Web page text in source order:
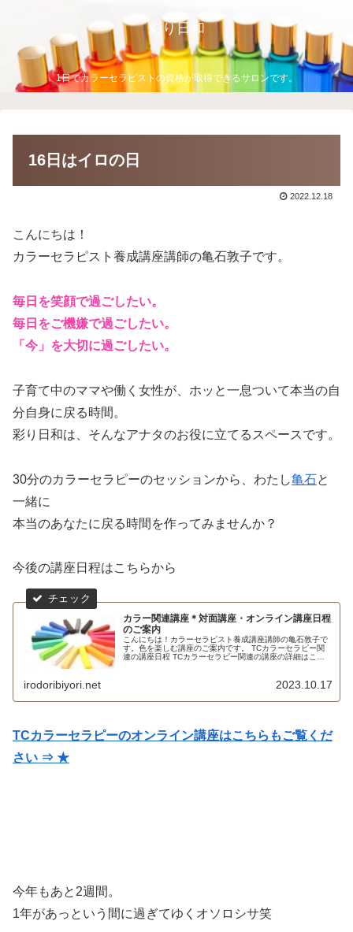
彩り日和
1日でカラーセラピストの資格が取得できるサロンです。
16日はイロの日
2022.12.18
こんにちは！
カラーセラピスト養成講座講師の亀石敦子です。
毎日を笑顔で過ごしたい。
毎日をご機嫌で過ごしたい。
「今」を大切に過ごしたい。
子育て中のママや働く女性が、ホッと一息ついて本当の自
分自身に戻る時間。
彩り日和は、そんなアナタのお役に立てるスペースです。
30分のカラーセラピーのセッションから、わたし亀石と
一緒に
本当のあなたに戻る時間を作ってみませんか？
今後の講座日程はこちらから
カラー関連講座＊対面講座・オンライン講座日程
のご案内
こんにちは！カラーセラピスト養成講座講師の亀石敦子で
す。色を楽しむ講座のご案内です。 TCカラーセラピー関
連の講座日程 TCカラーセラピー関連の講座の詳細はこち
irodoribiyori.net 2023.10.17
TCカラーセラピーのオンライン講座はこちらもご覧くだ
さい ⇒ ★
今年もあと2週間。
1年があっという間に過ぎてゆくオソロシサ笑